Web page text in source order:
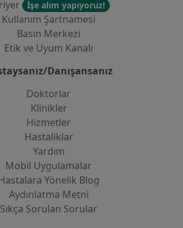
İşe alım yapıyoruz!
Kullanım Şartnamesi
Basın Merkezi
Etik ve Uyum Kanalı
Danışansanız
Doktorlar
Klinikler
Hizmetler
Hastaliklar
Yardım
Mobil Uygulamalar
Yönelik Blog
Aydınlatma Metni
Sıkça Sorulan Sorular